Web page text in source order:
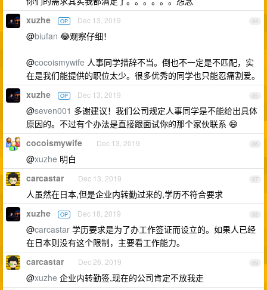
84
xuzhe OP Dec 13, 2019
@biufan 😂观察仔细！
@cocoismywife 人事同学措辞不当。倒也不一定是不匹配，实
在是我们能提供的职位太少。很多优秀的同学也只能忍痛割爱。
85
xuzhe OP Dec 13, 2019
@seven001 多谢建议！我们公司规定人事同学是不能给出具体
原因的。不过有个办法是直接跟面试你的那个家伙联系 😄
86
cocoismywife Dec 13, 2019
@xuzhe 明白
87
carcastar Dec 13, 2019
人虽然在日本,但是企业内转勤过来的,学历不符合要求
88
xuzhe OP Dec 18, 2019
@carcastar 学历要求是为了办工作签证而设立的。如果人已经
在日本则没有这个限制，主要看工作能力。
89
carcastar Dec 26, 2019
@xuzhe 企业内转勤签,现在的公司肯定不放我走